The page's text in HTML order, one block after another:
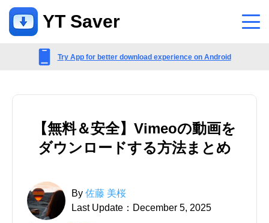
YT Saver
アカウント、支払い、製品などに関するよくある質問
Try App for better download experience on Android
【無料＆安全】Vimeoの動画を
ダウンロードする方法まとめ
By 佐藤 美桜
Last Update：December 5, 2025